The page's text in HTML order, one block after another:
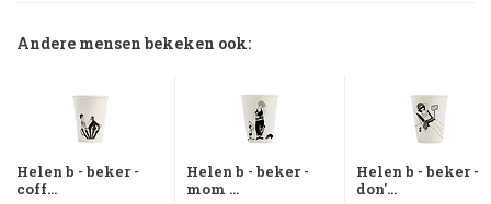
Andere mensen bekeken ook:
Helen b - beker -
coff...
Helen b - beker -
mom ...
Helen b - beker -
don'...